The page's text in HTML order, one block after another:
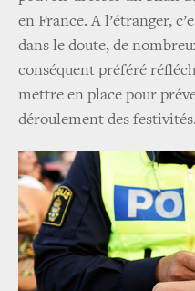
en France. A l’étranger,
dans le doute, de
conséquent préféré
mettre en place pour
déroulement des festivités.